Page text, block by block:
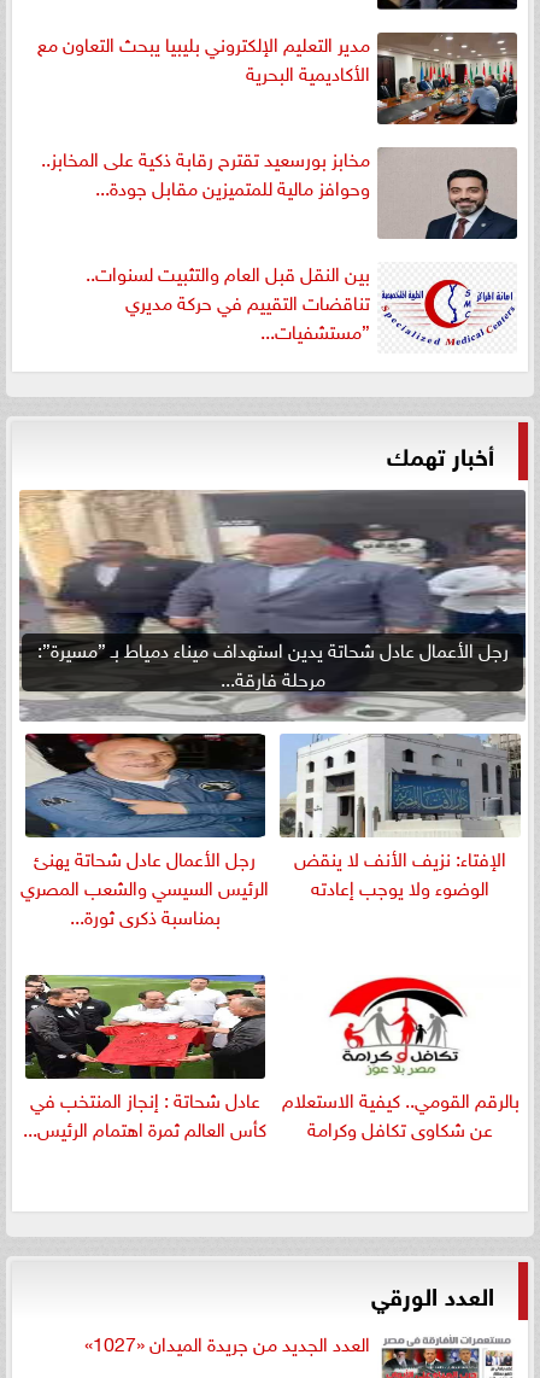
مدير التعليم الإلكتروني بليبيا يبحث التعاون مع
الأكاديمية البحرية
مخابز بورسعيد تقترح رقابة ذكية على المخابز..
وحوافز مالية للمتميزين مقابل جودة...
بين النقل قبل العام والتثبيت لسنوات..
تناقضات التقييم في حركة مديري
”مستشفيات...
أخبار تهمك
رجل الأعمال عادل شحاتة يدين استهداف ميناء دمياط بـ ”مسيرة”:
مرحلة فارقة...
الإفتاء: نزيف الأنف لا ينقض
الوضوء ولا يوجب إعادته
رجل الأعمال عادل شحاتة يهنئ
الرئيس السيسي والشعب المصري
بمناسبة ذكرى ثورة...
بالرقم القومي.. كيفية الاستعلام
عن شكاوى تكافل وكرامة
عادل شحاتة : إنجاز المنتخب في
كأس العالم ثمرة اهتمام الرئيس...
العدد الورقي
العدد الجديد من جريدة الميدان «1027»